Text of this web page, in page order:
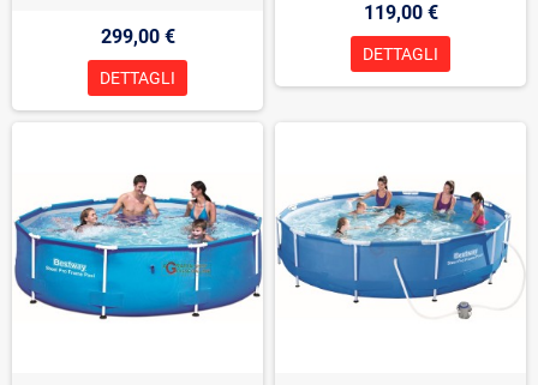
299,00 €
DETTAGLI
119,00 €
DETTAGLI